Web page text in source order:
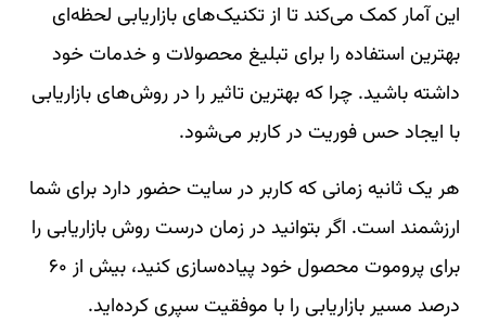
این آمار کمک می‌کند تا از تکنیک‌های بازاریابی لحظه‌ای
بهترین استفاده را برای تبلیغ محصولات و خدمات خود
داشته باشید. چرا که بهترین تاثیر را در روش‌های بازاریابی
با ایجاد حس فوریت در کاربر می‌شود.
هر یک ثانیه زمانی که کاربر در سایت حضور دارد برای شما
ارزشمند است. اگر بتوانید در زمان درست روش بازاریابی را
برای پروموت محصول خود پیاده‌سازی کنید، بیش از ۶۰
درصد مسیر بازاریابی را با موفقیت سپری کرده‌اید.